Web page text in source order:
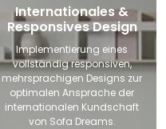
Internationales &
Responsives Design
Implementierung eines
vollständig responsiven,
mehrsprachigen Designs zur
optimalen Ansprache der
internationalen Kundschaft
von Sofa Dreams.